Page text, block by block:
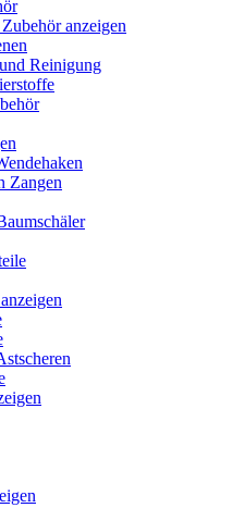
anzeigen
Reinigung
Zangen